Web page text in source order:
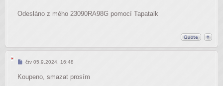
Odesláno z mého 23090RA98G pomocí Tapatalk
Příspěvek
čtv 05.9.2024, 16:48
Koupeno, smazat prosím